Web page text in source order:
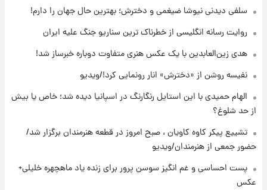
آتش‌سوزی در لوناپارک شیراز؛ آخرین وضعیت
خزندگان خطرناک پس از حادثه
۲۲ ساعت پیش
خواستگار ۵۰ساله شاهدخت لئونور بازداشت شد
پدر+عکس و فیلم
۲۳ ساعت پیش
استوری مرموز محمدحسین میثاقی با موی
سلفی دیدنی نیوشا ضیغمی و دخترش؛ بهترین حال جهان را دارم!
روایت رسانه انگلیسی از خطرناک ترین سناریو جنگ علیه ایران
هدی زین‌العابدین با یک عکس هنری متفاوت دوباره خبرساز شد!
نفیسه روشن از «دخترش» انار رونمایی کرد!/ویدیو
الهام حمیدی با این استایل رنگارنگ در اسپانیا دیده شد؛ خاص یا بیش
از حد شلوغ؟
تشییع پیکر کاوه کاویان ، صبح امروز در قطعه هنرمندان برگزار شد/
حضور جمعی از هنرمندان/ویدیو
پست احساسی و غم انگیز سوسن پرور برای زنده یاد ماهچهره خلیلی+
عکس